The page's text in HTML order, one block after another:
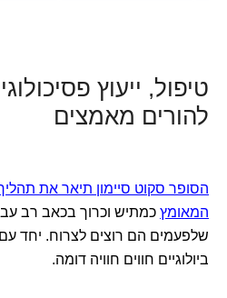
טיפול, ייעוץ
להורים מאמצים
הסופר סקוט סיימון תיאר את
המאומץ כמתיש וכרוך בכאב רב
שלפעמים הם רוצים לצרוח. יחד
ביולוגיים חווים חוויה דומה.